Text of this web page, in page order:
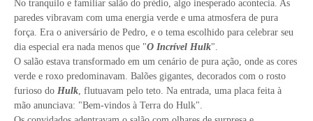
No tranquilo e familiar salão do prédio, algo inesperado acontecia. As
paredes vibravam com uma energia verde e uma atmosfera de pura
força. Era o aniversário de Pedro, e o tema escolhido para celebrar seu
dia especial era nada menos que "O Incrível Hulk".
O salão estava transformado em um cenário de pura ação, onde as cores
verde e roxo predominavam. Balões gigantes, decorados com o rosto
furioso do Hulk , flutuavam pelo teto. Na entrada, uma placa feita à
mão anunciava: "Bem-vindos à Terra do Hulk".